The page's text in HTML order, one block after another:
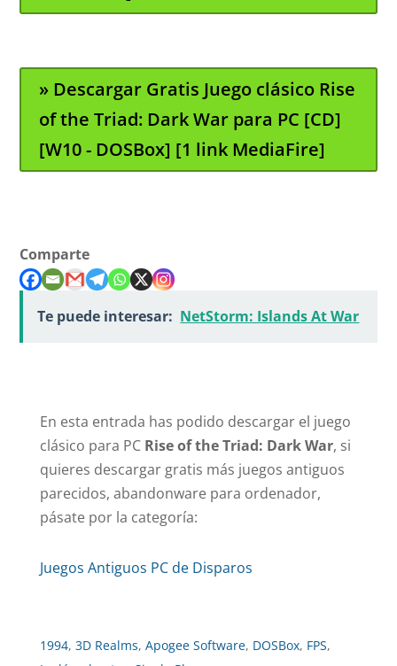
» Descargar Gratis Juego clásico Rise
of the Triad: Dark War para PC [CD]
[W10 - DOSBox] [1 link MediaFire]
Comparte
Te puede interesar: NetStorm: Islands At War
En esta entrada has podido descargar el juego
clásico para PC Rise of the Triad: Dark War, si
quieres descargar gratis más juegos antiguos
parecidos, abandonware para ordenador,
pásate por la categoría:
Juegos Antiguos PC de Disparos
1994, 3D Realms, Apogee Software, DOSBox, FPS,